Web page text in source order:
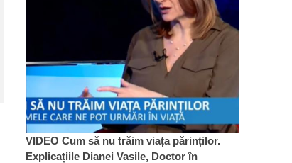
VIDEO Cum să nu trăim viața părinților.
Explicațiile Dianei Vasile, Doctor în